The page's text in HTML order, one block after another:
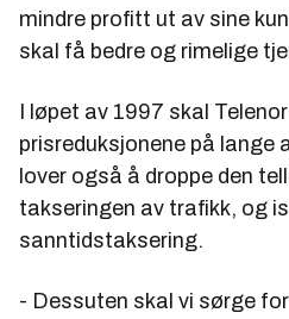
mindre profitt ut av sine
skal få bedre og rimelige
I løpet av 1997 skal
prisreduksjonene på lange
lover også å droppe den
takseringen av trafikk, og
sanntidstaksering.
- Dessuten skal vi sørge